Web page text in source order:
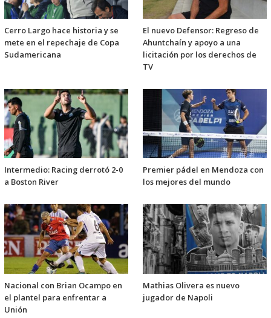
Cerro Largo hace historia y se
mete en el repechaje de Copa
Sudamericana
El nuevo Defensor: Regreso de
Ahuntchaín y apoyo a una
licitación por los derechos de
TV
Intermedio: Racing derrotó 2-0
a Boston River
Premier pádel en Mendoza con
los mejores del mundo
Nacional con Brian Ocampo en
el plantel para enfrentar a
Unión
Mathias Olivera es nuevo
jugador de Napoli